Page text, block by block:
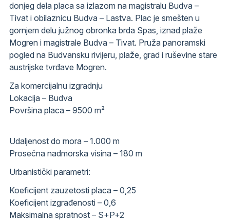
donjeg dela placa sa izlazom na magistralu Budva –
Tivat i obilaznicu Budva – Lastva. Plac je smešten u
gornjem delu južnog obronka brda Spas, iznad plaže
Mogren i magistrale Budva – Tivat. Pruža panoramski
pogled na Budvansku rivijeru, plaže, grad i ruševine stare
austrijske tvrđave Mogren.
Za komercijalnu izgradnju
Lokacija – Budva
Površina placa – 9500 m²
Udaljenost do mora – 1.000 m
Prosečna nadmorska visina – 180 m
Urbanistički parametri:
Koeficijent zauzetosti placa – 0,25
Koeficijent izgrađenosti – 0,6
Maksimalna spratnost – S+P+2